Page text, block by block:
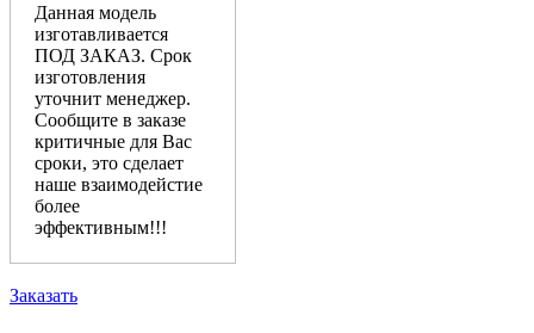
Данная модель
изготавливается
ПОД ЗАКАЗ. Срок
изготовления
уточнит менеджер.
Сообщите в заказе
критичные для Вас
сроки, это сделает
наше взаимодейстие
более
эффективным!!!
Заказать